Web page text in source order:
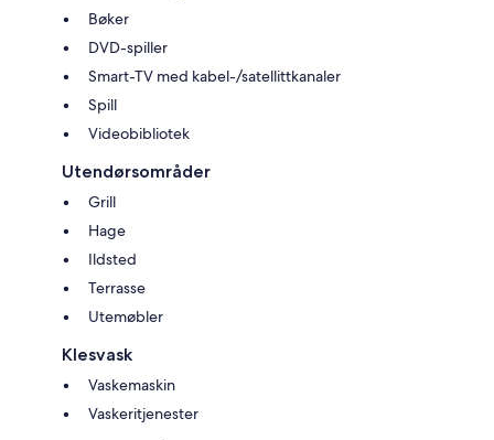
Bøker
DVD-spiller
Smart-TV med kabel-/satellittkanaler
Spill
Videobibliotek
Utendørsområder
Grill
Hage
Ildsted
Terrasse
Utemøbler
Klesvask
Vaskemaskin
Vaskeritjenester